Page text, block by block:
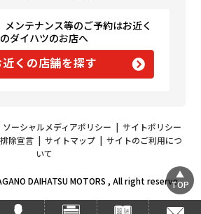
メンテナンス等のご予約はお近く
のダイハツのお店へ
近くの店舗を探す
ソーシャルメディアポリシー | サイトポリシー
除宣言| サイトマップ| サイトのご利用につ
いて
DAIHATSU MOTORS , All right reserveTOP